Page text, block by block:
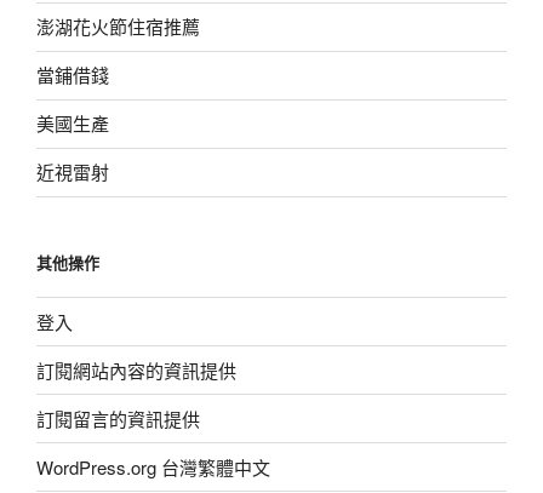
澎湖花火節住宿推薦
當鋪借錢
美國生產
近視雷射
其他操作
登入
訂閱網站內容的資訊提供
訂閱留言的資訊提供
WordPress.org 台灣繁體中文